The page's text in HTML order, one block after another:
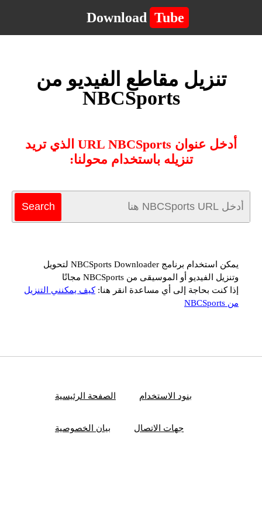
Download Tube
تنزيل مقاطع الفيديو من
NBCSports
أدخل عنوان URL NBCSports الذي تريد
تنزيله باستخدام محولنا:
يمكن استخدام برنامج NBCSports Downloader لتحويل
وتنزيل الفيديو أو الموسيقى من NBCSports مجانًا
إذا كنت بحاجة إلى أي مساعدة انقر هنا:كيف يمكنني التنزيل
من NBCSports
الصفحة الرئيسية بنود الاستخدام
بيان الخصوصية جهات الاتصال